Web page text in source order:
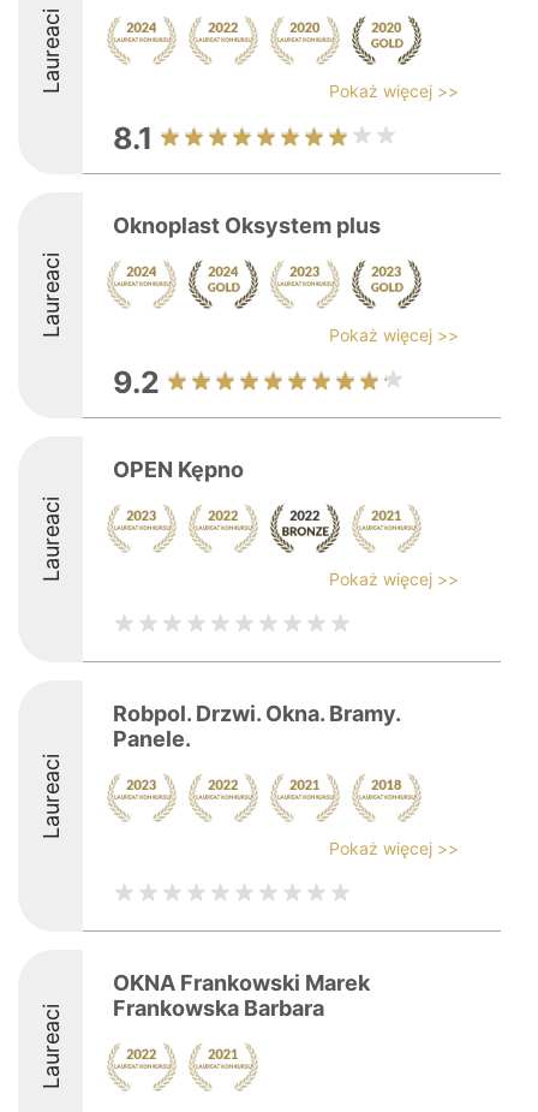
Laureaci Pokaż więcej >>
8.1
Laureaci
Oknoplast Oksystem plus
Pokaż więcej >>
9.2
Laureaci
OPEN Kępno
Pokaż więcej >>
Laureaci
Robpol. Drzwi. Okna. Bramy.
Panele.
Pokaż więcej >>
Laureaci
OKNA Frankowski Marek
Frankowska Barbara